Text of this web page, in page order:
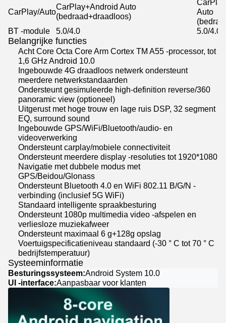
CarPlay/Auto
CarPlay+Android Auto
(bedraad+draadloos)
Auto
BT -module
5.0/4.0 5.0/4.0
Belangrijke functies
Acht Core Octa Core Arm Cortex TM A55 -processor, tot
1,6 GHz Android 10.0
Ingebouwde 4G draadloos netwerk ondersteunt
meerdere netwerkstandaarden
Ondersteunt gesimuleerde high-definition reverse/360
panoramic view (optioneel)
Uitgerust met hoge trouw en lage ruis DSP, 32 segment
EQ, surround sound
Ingebouwde GPS/WiFi/Bluetooth/audio- en
videoverwerking
Ondersteunt carplay/mobiele connectiviteit
Ondersteunt meerdere display -resoluties tot 1920*1080
Navigatie met dubbele modus met
GPS/Beidou/Glonass
Ondersteunt Bluetooth 4.0 en WiFi 802.11 B/G/N -
verbinding (inclusief 5G WiFi)
Standaard intelligente spraakbesturing
Ondersteunt 1080p multimedia video -afspelen en
verliesloze muziekafweer
Ondersteunt maximaal 6 g+128g opslag
Voertuigspecificatieniveau standaard (-30 ° C tot 70 ° C
bedrijfstemperatuur)
Systeeminformatie
Besturingssysteem:Android System 10.0
UI -interface:Aanpasbaar voor klanten